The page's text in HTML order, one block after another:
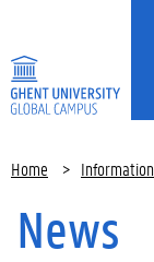
Home > Information
News